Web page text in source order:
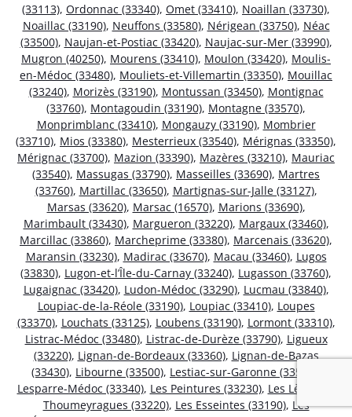
(33113), Ordonnac (33340), Omet (33410), Noaillan (33730),
Noaillac (33190), Neuffons (33580), Nérigean (33750), Néac
(33500), Naujan-et-Postiac (33420), Naujac-sur-Mer (33990),
Mugron (40250), Mourens (33410), Moulon (33420), Moulis-
en-Médoc (33480), Mouliets-et-Villemartin (33350), Mouillac
(33240), Morizès (33190), Montussan (33450), Montignac
(33760), Montagoudin (33190), Montagne (33570),
Monprimblanc (33410), Mongauzy (33190), Mombrier
(33710), Mios (33380), Mesterrieux (33540), Mérignas (33350),
Mérignac (33700), Mazion (33390), Mazères (33210), Mauriac
(33540), Massugas (33790), Masseilles (33690), Martres
(33760), Martillac (33650), Martignas-sur-Jalle (33127),
Marsas (33620), Marsac (16570), Marions (33690),
Marimbault (33430), Margueron (33220), Margaux (33460),
Marcillac (33860), Marcheprime (33380), Marcenais (33620),
Maransin (33230), Madirac (33670), Macau (33460), Lugos
(33830), Lugon-et-l’Île-du-Carnay (33240), Lugasson (33760),
Lugaignac (33420), Ludon-Médoc (33290), Lucmau (33840),
Loupiac-de-la-Réole (33190), Loupiac (33410), Loupes
(33370), Louchats (33125), Loubens (33190), Lormont (33310),
Listrac-Médoc (33480), Listrac-de-Durèze (33790), Ligueux
(33220), Lignan-de-Bordeaux (33360), Lignan-de-Bazas
(33430), Libourne (33500), Lestiac-sur-Garonne (33550)
Lesparre-Médoc (33340), Les Peintures (33230), Les Lèves-et-
Thoumeyragues (33220), Les Esseintes (33190), Les